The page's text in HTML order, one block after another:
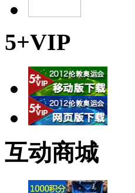
5+VIP
互动商城